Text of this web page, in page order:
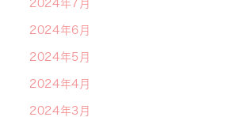
2024年7月
2024年6月
2024年5月
2024年4月
2024年3月